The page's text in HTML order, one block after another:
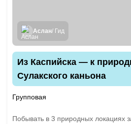
Аслан/ Гид
Из Каспийска — к
Сулакского каньона
Групповая
Побывать в 3 природных локациях